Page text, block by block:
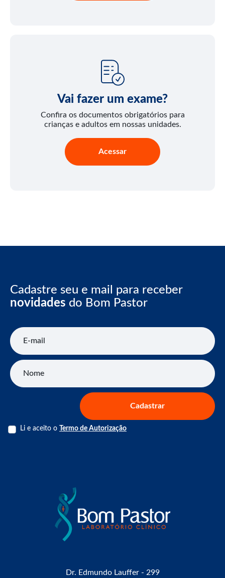
Vai fazer um exame?
Confira os documentos obrigatórios para
crianças e adultos em nossas unidades.
Acessar
Cadastre seu e mail para receber
novidades do Bom Pastor
E-mail
Nome
Cadastrar
Li e aceito o Termo de Autorização
Dr. Edmundo Lauffer - 299